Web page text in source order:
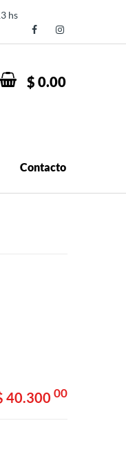
hs
$ 0.00
Contacto
40.300 00